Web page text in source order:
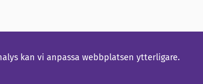
kan vi anpassa webbplatsen ytterligare.